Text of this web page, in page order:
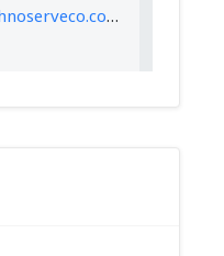
http://www.technoserveco.com/